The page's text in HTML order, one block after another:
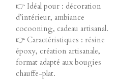
👉 Idéal pour : décoration
d’intérieur, ambiance
cocooning, cadeau artisanal.
👉 Caractéristiques : résine
époxy, création artisanale,
format adapté aux bougies
chauffe-plat.